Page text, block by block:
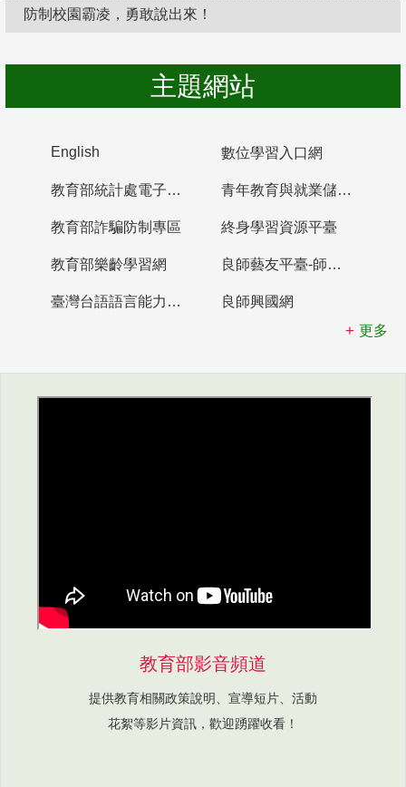
防制校園霸凌，勇敢說出來！
主題網站
English 數位學習入口網
教育部統計處電子書櫃 青年教育與就業儲蓄帳戶
教育部詐騙防制專區 終身學習資源平臺
教育部樂齡學習網 良師藝友平臺-師資培育整合平臺
臺灣台語語言能力認證網站
良師興國網
更多
教育部影音頻道
提供教育相關政策說明、宣導短片、活動
花絮等影片資訊，歡迎踴躍收看！